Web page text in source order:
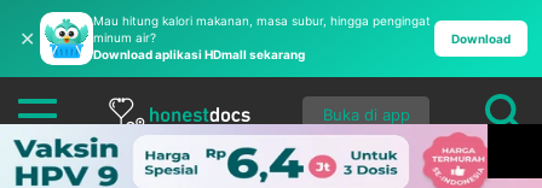
✕
Mau hitung kalori makanan, masa subur, hingga pengingat
minum air?
Download aplikasi HDmall sekarang
Download
Buka di app